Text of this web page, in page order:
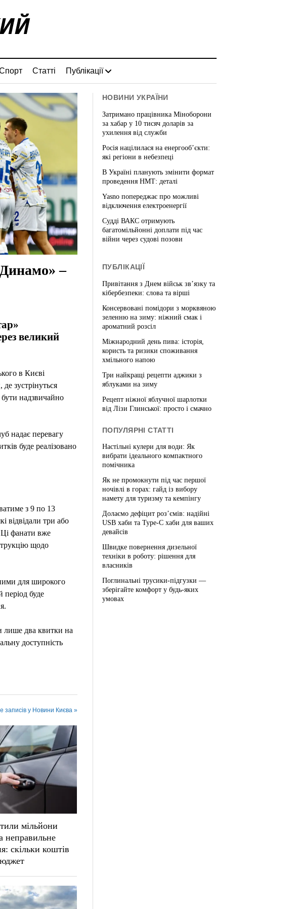
Статті Публікації
–
великий
в Києві
зустрінуться
надзвичайно
надає перевагу
буде реалізовано
з 9 по 13
відвідали три або
фанати вже
щодо
для широкого
період буде
лише два квитки на
доступність
записів у Новини Києва »
мільйони
неправильне
скільки коштів
НОВИНИ УКРАЇНИ
Затримано працівника Міноборони
за хабар у 10 тисяч доларів за
ухилення від служби
Росія націлилася на енергооб’єкти:
які регіони в небезпеці
В Україні планують змінити формат
проведення НМТ: деталі
Yasno попереджає про можливі
відключення електроенергії
Судді ВАКС отримують
багатомільйонні доплати під час
війни через судові позови
ПУБЛІКАЦІЇ
Привітання з Днем військ зв’язку та
кібербезпеки: слова та вірші
Консервовані помідори з морквяною
зеленню на зиму: ніжний смак і
ароматний розсіл
Міжнародний день пива: історія,
користь та ризики споживання
хмільного напою
Три найкращі рецепти аджики з
яблуками на зиму
Рецепт ніжної яблучної шарлотки
від Лізи Глинської: просто і смачно
ПОПУЛЯРНІ СТАТТІ
Настільні кулери для води: Як
вибрати ідеального компактного
помічника
Як не промокнути під час першої
ночівлі в горах: гайд із вибору
намету для туризму та кемпінгу
Долаємо дефіцит роз’ємів: надійні
USB хаби та Type-C хаби для ваших
девайсів
Швидке повернення дизельної
техніки в роботу: рішення для
власників
Поглинальні трусики-підгузки —
зберігайте комфорт у будь-яких
умовах